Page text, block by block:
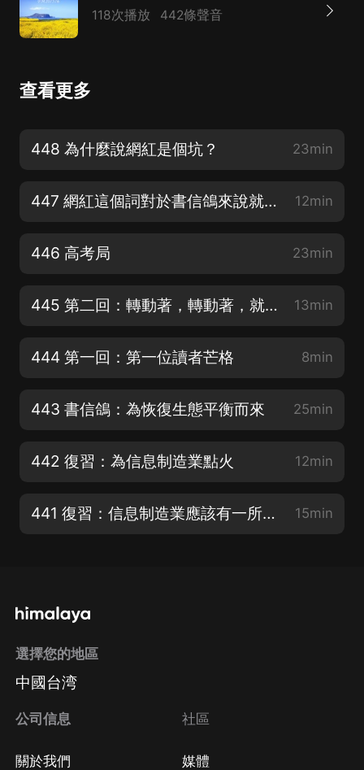
118次播放 442條聲音
查看更多
448 為什麼說網紅是個坑？ 23min
447 網紅這個詞對於書信鴿來說就是一個坑 12min
446 高考局 23min
445 第二回：轉動著，轉動著，就結出了新的果子 13min
444 第一回：第一位讀者芒格 8min
443 書信鴿：為恢復生態平衡而來 25min
442 復習：為信息制造業點火 12min
441 復習：信息制造業應該有一所大學 15min
選擇您的地區
中國台湾
公司信息
關於我們
社區
媒體